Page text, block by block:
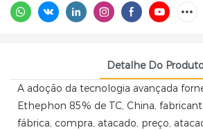
Detalhe Do
A adoção da tecnologia avançada
Ethephon 85% de TC, China,
fábrica, compra, atacado, preço,